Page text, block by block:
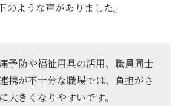
ような声がありました。
予防や福祉用具の活用、職員同士
携が不十分な職場では、負担がさ
大きくなりやすいです。